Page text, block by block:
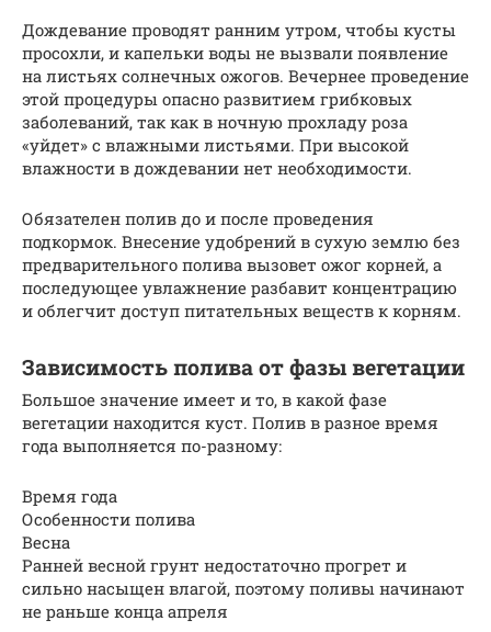
Дождевание проводят ранним утром, чтобы кусты
просохли, и капельки воды не вызвали появление
на листьях солнечных ожогов. Вечернее проведение
этой процедуры опасно развитием грибковых
заболеваний, так как в ночную прохладу роза
«уйдет» с влажными листьями. При высокой
влажности в дождевании нет необходимости.
Обязателен полив до и после проведения
подкормок. Внесение удобрений в сухую землю без
предварительного полива вызовет ожог корней, а
последующее увлажнение разбавит концентрацию
и облегчит доступ питательных веществ к корням.
Зависимость полива от фазы вегетации
Большое значение имеет и то, в какой фазе
вегетации находится куст. Полив в разное время
года выполняется по-разному:
Время года
Особенности полива
Весна
Ранней весной грунт недостаточно прогрет и
сильно насыщен влагой, поэтому поливы начинают
не раньше конца апреля